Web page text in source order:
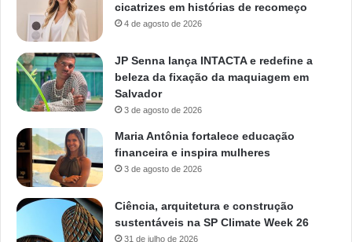
cicatrizes em histórias de recomeço
4 de agosto de 2026
JP Senna lança INTACTA e redefine a
beleza da fixação da maquiagem em
Salvador
3 de agosto de 2026
Maria Antônia fortalece educação
financeira e inspira mulheres
3 de agosto de 2026
Ciência, arquitetura e construção
sustentáveis na SP Climate Week 26
31 de julho de 2026